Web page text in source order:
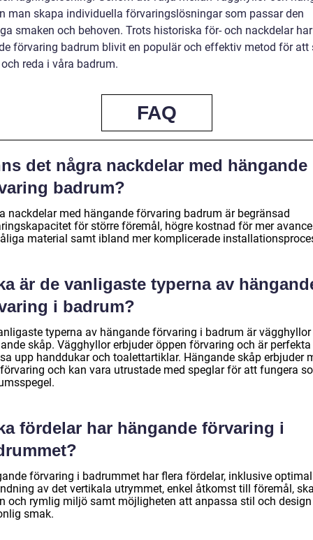
man skapa individuella förvaringslösningar som passar den
smaken och behoven. Trots historiska för- och nackdelar har
förvaring badrum blivit en populär och effektiv metod för att
reda i våra badrum.
FAQ
det några nackdelar med hängande
badrum?
nackdelar med hängande förvaring badrum är begränsad
för större föremål, högre kostnad för mer
material samt ibland mer komplicerade
är de vanligaste typerna av
i badrum?
typerna av hängande förvaring i badrum är
skåp. Vägghyllor erbjuder öppen förvaring och är
upp handdukar och toalettartiklar. Hängande skåp erbjuder
och kan vara utrustade med speglar för att fungera
fördelar har hängande förvaring i
förvaring i badrummet har flera fördelar, inklusive optimal
av det vertikala utrymmet, enkel åtkomst till föremål,
och rymlig miljö samt möjligheten att anpassa stil och
smak.